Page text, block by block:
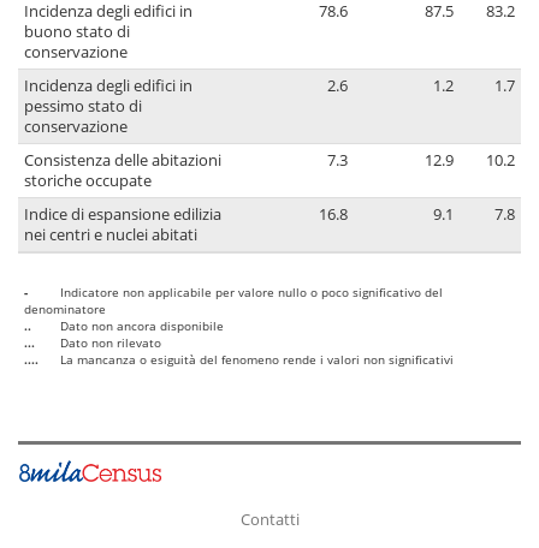
Incidenza degli edifici in
buono stato di
conservazione
78.6 87.5 83.2
Incidenza degli edifici in
pessimo stato di
conservazione
2.6 1.2 1.7
Consistenza delle abitazioni
storiche occupate
7.3 12.9 10.2
Indice di espansione edilizia
nei centri e nuclei abitati
16.8 9.1 7.8
-
Indicatore non applicabile per valore nullo o poco significativo del
denominatore
..
Dato non ancora disponibile
...
Dato non rilevato
....
La mancanza o esiguità del fenomeno rende i valori non significativi
Contatti